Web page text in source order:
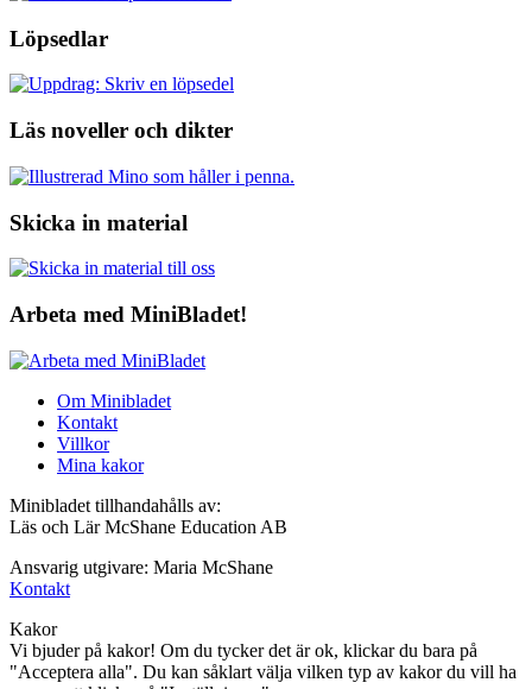
Löpsedlar
Läs noveller och dikter
Skicka in material
Arbeta med MiniBladet!
Om Minibladet
Kontakt
Villkor
Mina kakor
Minibladet tillhandahålls av:
Läs och Lär McShane Education AB
Ansvarig utgivare: Maria McShane
Kontakt
Kakor
Vi bjuder på kakor! Om du tycker det är ok, klickar du bara på
"Acceptera alla". Du kan såklart välja vilken typ av kakor du vill ha